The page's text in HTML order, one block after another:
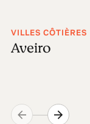
VILLES CÔTIÈRES
Aveiro